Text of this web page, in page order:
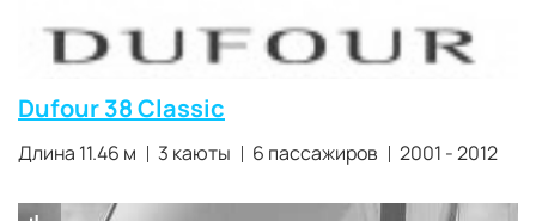
Dufour 38 Classic
Длина 11.46 м 3 каюты 6 пассажиров 2001 - 2012